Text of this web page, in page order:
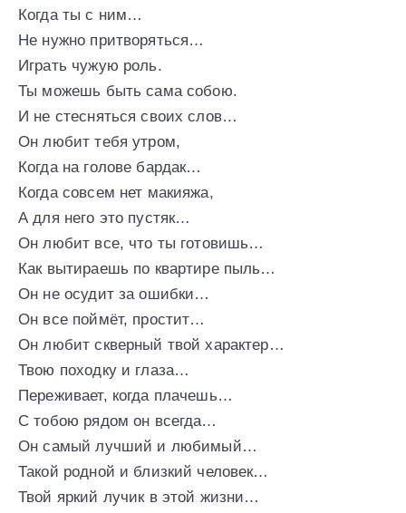
Когда ты с ним…
Не нужно притворяться…
Играть чужую роль.
Ты можешь быть сама собою.
И не стесняться своих слов…
Он любит тебя утром,
Когда на голове бардак…
Когда совсем нет макияжа,
А для него это пустяк…
Он любит все, что ты готовишь…
Как вытираешь по квартире пыль…
Он не осудит за ошибки…
Он все поймёт, простит…
Он любит скверный твой характер…
Твою походку и глаза…
Переживает, когда плачешь…
С тобою рядом он всегда…
Он самый лучший и любимый…
Такой родной и близкий человек…
Твой яркий лучик в этой жизни…